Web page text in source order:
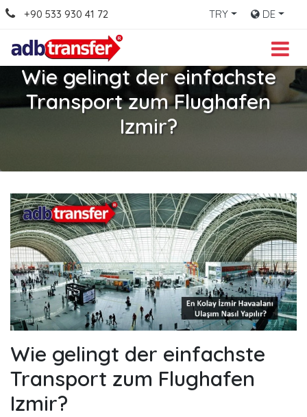
+90 533 930 41 72 TRY DE
Wie gelingt der einfachste
Transport zum Flughafen
Izmir?
Wie gelingt der einfachste
Transport zum Flughafen
Izmir?